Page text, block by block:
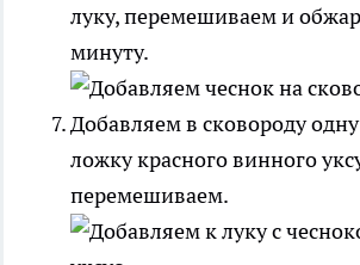
луку, перемешиваем и
минуту.
Добавляем в сковороду
ложку красного винного
перемешиваем.